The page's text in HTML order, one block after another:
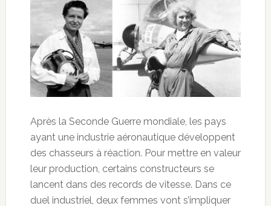
Après la Seconde Guerre mondiale, les pays
ayant une industrie aéronautique développent
des chasseurs à réaction. Pour mettre en valeur
leur production, certains constructeurs se
lancent dans des records de vitesse. Dans ce
duel industriel, deux femmes vont s’impliquer